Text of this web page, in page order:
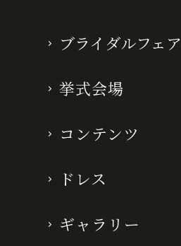
ブライダルフェア
挙式会場
コンテンツ
ドレス
ギャラリー